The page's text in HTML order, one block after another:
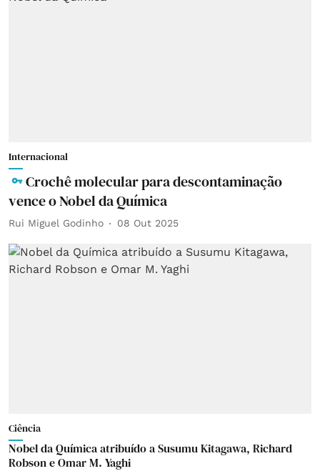
Internacional
Crochê molecular para descontaminação
vence o Nobel da Química
Rui Miguel Godinho 08 Out 2025
Ciência
Nobel da Química atribuído a Susumu Kitagawa, Richard
Robson e Omar M. Yaghi